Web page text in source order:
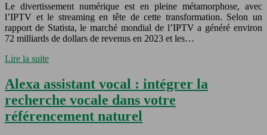
Le divertissement numérique est en pleine métamorphose, avec
l’IPTV et le streaming en tête de cette transformation. Selon un
rapport de Statista, le marché mondial de l’IPTV a généré environ
72 milliards de dollars de revenus en 2023 et les…
Lire la suite
Alexa assistant vocal : intégrer la
recherche vocale dans votre
référencement naturel